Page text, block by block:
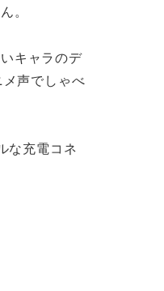
。
キャラのデ
声でしゃべ
な充電コネ